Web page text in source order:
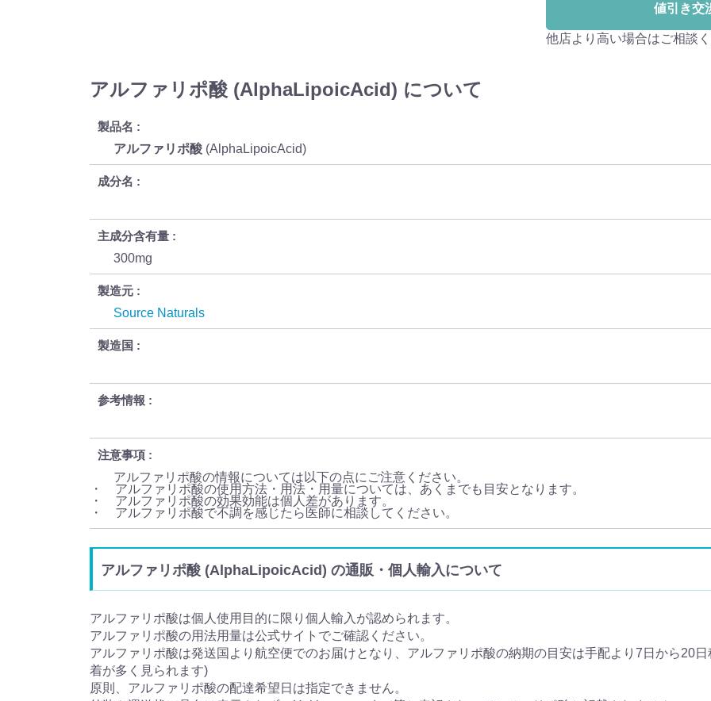
値引き交
他店より高い場合はご相談
アルファリポ酸 (AlphaLipoicAcid) について
製品名
アルファリポ酸 (AlphaLipoicAcid)
成分名
主成分含有量
300mg
製造元
Source Naturals
製造国
参考情報
注意事項
アルファリポ酸の情報については以下の点にご注意ください。
・ アルファリポ酸の使用方法・用法・用量については、あくまでも目安となります。
・ アルファリポ酸の効果効能は個人差があります。
・ アルファリポ酸で不調を感じたら医師に相談してください。
アルファリポ酸 (AlphaLipoicAcid) の通販・個人輸入について
アルファリポ酸は個人使用目的に限り個人輸入が認められます。
アルファリポ酸の用法用量は公式サイトでご確認ください。
アルファリポ酸は発送国より航空便でのお届けとなり、アルファリポ酸の納期の目安は手配より7日から20
着が多く見られます)
原則、アルファリポ酸の配達希望日は指定できません。